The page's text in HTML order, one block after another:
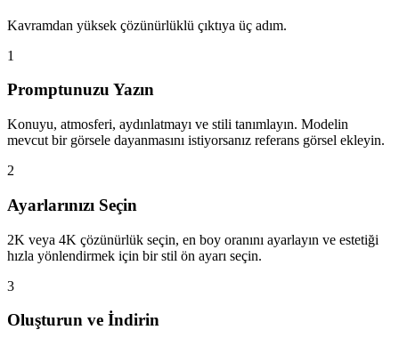
Kavramdan yüksek çözünürlüklü çıktıya üç adım.
1
Promptunuzu Yazın
Konuyu, atmosferi, aydınlatmayı ve stili tanımlayın. Modelin
mevcut bir görsele dayanmasını istiyorsanız referans görsel ekleyin.
2
Ayarlarınızı Seçin
2K veya 4K çözünürlük seçin, en boy oranını ayarlayın ve estetiği
hızla yönlendirmek için bir stil ön ayarı seçin.
3
Oluşturun ve İndirin